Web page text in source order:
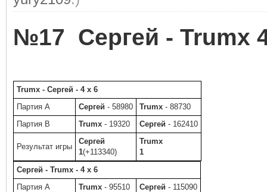
№17 Сергей - Trumx
Trumx - Сергей - 4 x 6
Партия A
Сергей - 58980 Trumx - 88730
Партия B
Trumx - 19320 Сергей - 162410
Результат игры
Сергей
1(+113340)
Trumx
1
Сергей - Trumx - 4 x 6
Партия A
Trumx - 95510 Сергей - 115090